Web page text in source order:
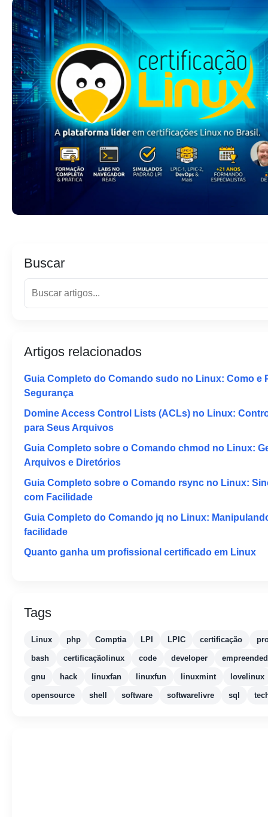
Buscar
Artigos relacionados
Guia Completo do Comando sudo no Linux: Como e
Segurança
Domine Access Control Lists (ACLs) no Linux:
para Seus Arquivos
Guia Completo sobre o Comando chmod no Linux:
Arquivos e Diretórios
Guia Completo sobre o Comando rsync no Linux:
com Facilidade
Guia Completo do Comando jq no Linux:
facilidade
Quanto ganha um profissional certificado em Linux
Tags
Linux php Comptia LPI LPIC certificação
bash certificaçãolinux code developer
gnu hack linuxfan linuxfun linuxmint lovelinux
opensource shell software softwarelivre sql